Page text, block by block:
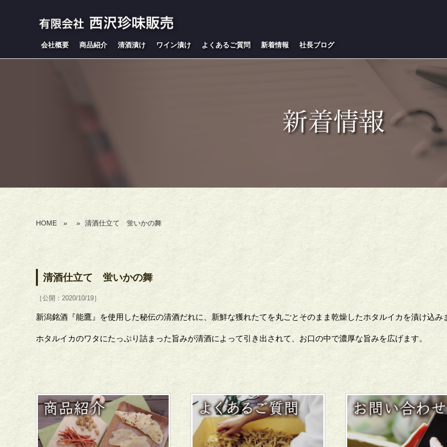
会社概要 商品紹介 清酒漬け ワイン漬け よくあるご質問 新着情報 社長ブログ
HOME » » 清酒仕立て 蛍いかの舞
清酒仕立て 蛍いかの舞
［公開：2020/10/19］
新潟銘酒『能鷹』を使用した秘伝の清酒だれに、新鮮な獲れたてを丸ごとそのまま乾燥したホタルイカを漬け込み
ホタルイカのワタにたっぷり詰まった旨みが清酒によって引き出されて、お口の中で濃厚な旨みを広げます。